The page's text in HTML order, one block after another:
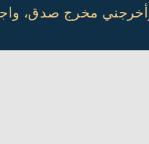
وأخرجني مخرج صدق،